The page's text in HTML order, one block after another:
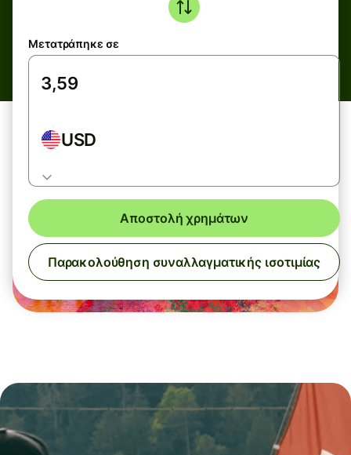
Μετατράπηκε σε
USD
Αποστολή χρημάτων
Παρακολούθηση συναλλαγματικής ισοτιμίας